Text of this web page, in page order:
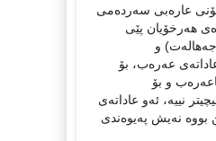
عارەبی سەردەمی
هەرخۆیان پێی
و
عەرەب، بۆ
و بۆ
نییە، ئەو عاداتەی
بووە نەیش پەیوەندی